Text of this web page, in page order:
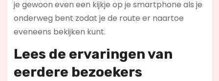
je gewoon even een kijkje op je smartphone als je
onderweg bent zodat je de route er naartoe
eveneens bekijken kunt.
Lees de ervaringen van
eerdere bezoekers